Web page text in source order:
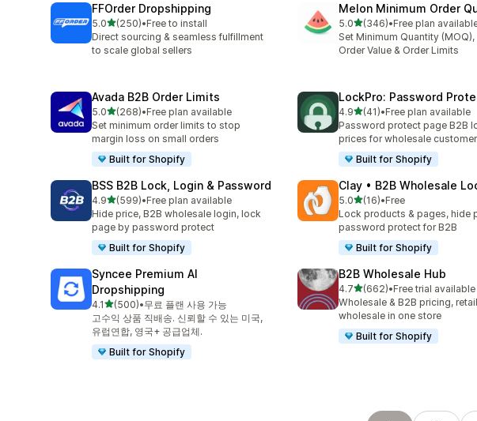
FFOrder Dropshipping
5.0별 5개 중
(250)
총 리뷰 250개
•Free to install
Direct sourcing & seamless fulfillment
to scale global sellers
Melon Minimum Order
5.0별 5개 중
(346)
총 리뷰 346개
•Free plan
Set Minimum Quantity
Order Value & Order Limits
Avada B2B Order Limits
5.0별 5개 중
(268)
총 리뷰 268개
•Free plan available
Set minimum order limits to stop
margin loss on small orders
Built for Shopify
LockPro: Password
4.9별 5개 중
(41)
총 리뷰 41개
•Free plan available
Password protect page B2B
prices for wholesale
Built for Shopify
BSS B2B Lock, Login & Password
4.9별 5개 중
(599)
총 리뷰 599개
•Free plan available
Hide price, B2B wholesale login, lock
page by password protect
Built for Shopify
Clay • B2B Wholesale
5.0별 5개 중
(16)
총 리뷰 16개
•Free
Lock products & pages, hide
password protect for B2B
Built for Shopify
Syncee Premium AI
Dropshipping
4.1별 5개 중
(500)
총 리뷰 500개
•무료 플랜 사용 가능
고수익 상품 직배송. 신뢰할 수 있는 미국,
유럽연합, 영국+ 공급업체.
Built for Shopify
B2B Wholesale Hub
4.7별 5개 중
(662)
총 리뷰 662개
•Free trial available
Wholesale & B2B pricing,
wholesale in one store
Built for Shopify